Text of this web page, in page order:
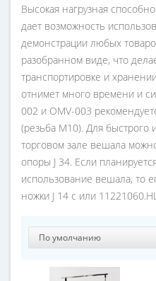
Высокая нагрузная
дает возможность
демонстрации любых
разобранном виде, что
транспортировке и
отнимет много времени и
002 и OMV-003
(резьба М10). Для быстрого
торговом зале вешала
опоры J 34. Если
использование вешала, то
ножки J 14 c или